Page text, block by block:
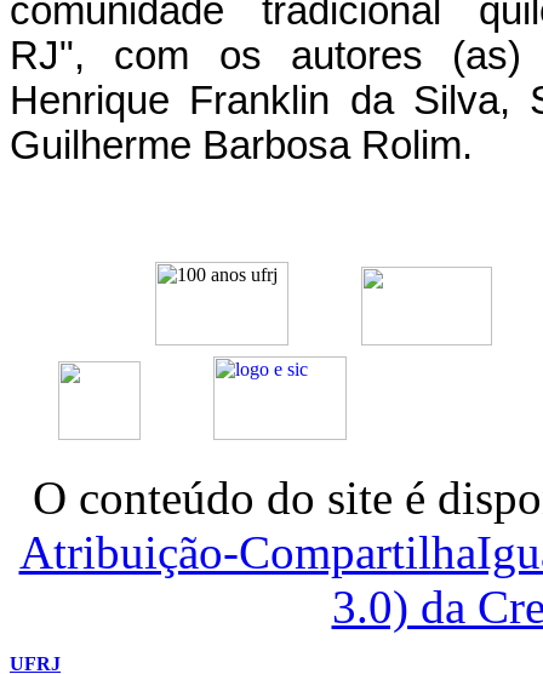
comunidade tradicional
RJ", com os autores (as)
Henrique Franklin da Silva,
Guilherme Barbosa Rolim.
O conteúdo do site é
Atribuição-
3.0) da
UFRJ